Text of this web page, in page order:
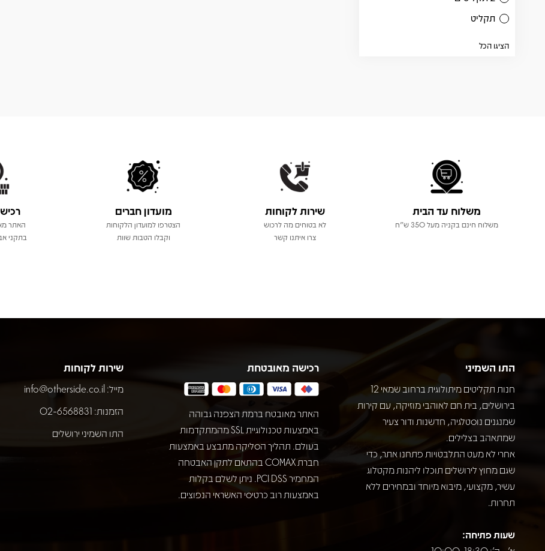
תקליט
הציגו הכל
משלוח עד הבית
משלוח חינם בקניה מעל 350 ש"ח
שירות לקוחות
לא בטוחים מה לרכוש
צרו איתנו קשר
מועדון חברים
הצטרפו למועדון הלקוחות
וקבלו הטבות שוות
האתר
בתקני
התו השמיני
חנות תקליטים מיתולוגית ברחוב שמאי 12
בירושלים, בית חם לאוהבי מוזיקה, עם קירות
שמנגנים נוסטלגיה, חדשנות ודור צעיר
שמתאהב בצלילים.
אחרי לא מעט התלבטויות פתחנו אתר, כדי
שגם מחוץ לירושלים תוכלו ליהנות מקטלוג
עשיר, מקצועי, מיבוא מיוחד ובמחירים ללא
תחרות.
שעות פתיחה:
רכישה מאובטחת
האתר מאובטח ברמת הצפנה גבוהה
באמצעות טכנולוגיית SSL מהמתקדמות
בעולם. תהליך הסליקה מתבצע באמצעות
חברת COMAX בהתאם לתקן האבטחה
המחמיר PCI DSS. ניתן לשלם בקלות
באמצעות רוב כרטיסי האשראי הנפוצים.
שירות לקוחות
מייל: info@otherside.co.il
הזמנות: 02-6568831
התו השמיני ירושלים